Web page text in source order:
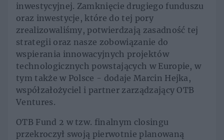
inwestycyjnej. Zamknięcie drugiego funduszu
oraz inwestycje, które do tej pory
zrealizowaliśmy, potwierdzają zasadność tej
strategii oraz nasze zobowiązanie do
wspierania innowacyjnych projektów
technologicznych powstających w Europie, w
tym także w Polsce - dodaje Marcin Hejka,
współzałożyciel i partner zarządzający OTB
Ventures.
OTB Fund 2 w tzw. finalnym closingu
przekroczył swoją pierwotnie planowaną